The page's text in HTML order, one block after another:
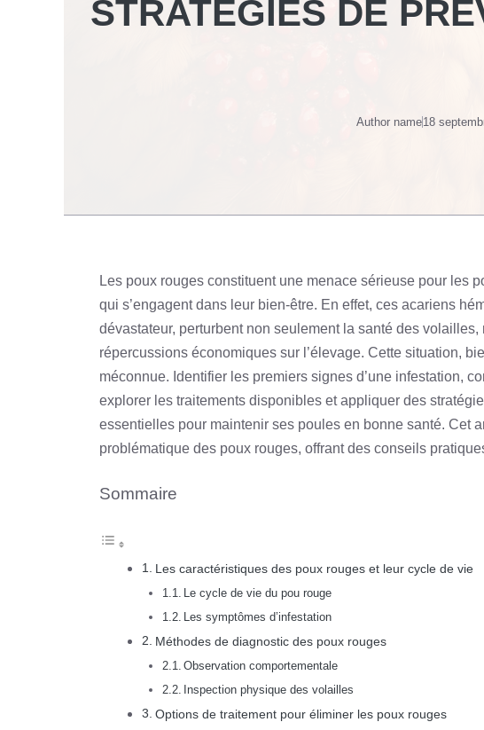
STRATÉGIES DE
Author name18
Les poux rouges constituent une menace sérieuse pour les
qui s’engagent dans leur bien-être. En effet, ces acariens
dévastateur, perturbent non seulement la santé des
répercussions économiques sur l’élevage. Cette situation,
méconnue. Identifier les premiers signes d’une infestation,
explorer les traitements disponibles et appliquer des
essentielles pour maintenir ses poules en bonne santé. Cet
problématique des poux rouges, offrant des conseils
Sommaire
Les caractéristiques des poux rouges et leur cycle de vie
Le cycle de vie du pou rouge
Les symptômes d’infestation
Méthodes de diagnostic des poux rouges
Observation comportementale
Inspection physique des volailles
Options de traitement pour éliminer les poux rouges